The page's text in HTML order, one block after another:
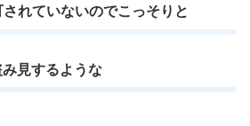
れていないのでこっそりと
見するような